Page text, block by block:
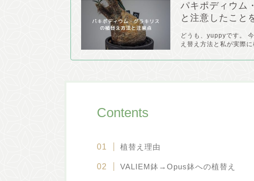
パキポディウム
と注意したこと
どうも、yuppyです。
え替え方法と私が実際
Contents
植替え理由
VALIEM鉢→Opus鉢への植替え